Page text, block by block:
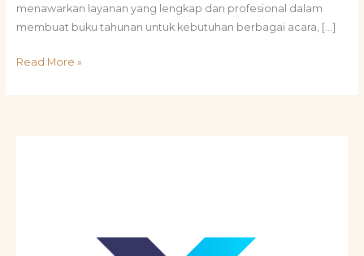
menawarkan layanan yang lengkap dan profesional dalam
membuat buku tahunan untuk kebutuhan berbagai acara, […]
Read More »